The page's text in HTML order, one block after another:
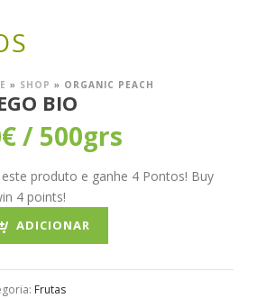
» SHOP » ORGANIC PEACH
BIO
€/ 500grs
produto e ganhe 4 Pontos! Buy
4 points!
ADICIONAR
Frutas